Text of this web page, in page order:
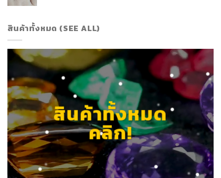
สินค้าทั้งหมด (SEE ALL)
สินค้าทั้งหมด
คลิก!